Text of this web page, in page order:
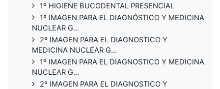
1º HIGIENE BUCODENTAL PRESENCIAL
1º IMAGEN PARA EL DIAGNÓSTICO Y MEDICINA
NUCLEAR G...
2º IMAGEN PARA EL DIAGNOSTICO Y
MEDICINA NUCLEAR G...
1º IMAGEN PARA EL DIAGNOSTICO Y MEDICINA
NUCLEAR G...
2º IMAGEN PARA EL DIAGNOSTICO Y